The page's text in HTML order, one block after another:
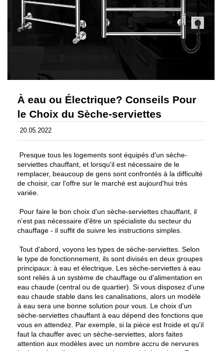
À eau ou Électrique? Conseils Pour
le Choix du Sèche-serviettes
20.05.2022
Presque tous les logements sont équipés d'un sèche-
serviettes chauffant, et lorsqu'il est nécessaire de le
remplacer, beaucoup de gens sont confrontés à la difficulté
de choisir, car l'offre sur le marché est aujourd'hui très
variée.
Pour faire le bon choix d'un sèche-serviettes chauffant, il
n'est pas nécessaire d'être un spécialiste du secteur du
chauffage - il suffit de suivre les instructions simples.
Tout d'abord, voyons les types de sèche-serviettes. Selon
le type de fonctionnement, ils sont divisés en deux groupes
principaux: à eau et électrique. Les sèche-serviettes à eau
sont reliés à un système de chauffage ou d'alimentation en
eau chaude (central ou de quartier). Si vous disposez d'une
eau chaude stable dans les canalisations, alors un modèle
à eau sera une bonne solution pour vous. Le choix d'un
sèche-serviettes chauffant à eau dépend des fonctions que
vous en attendez. Par exemple, si la pièce est froide et qu'il
faut la chauffer avec un sèche-serviettes, alors faites
attention aux modèles avec un nombre accru de nervures